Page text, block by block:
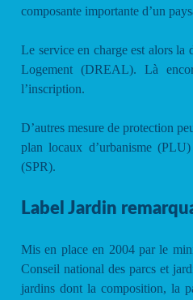
composante importante d’un
Le service en charge est alors la
Logement (DREAL). Là
l’inscription.
D’autres mesure de protection
plan locaux d’urbanisme
(SPR).
Label Jardin
Mis en place en 2004 par le
Conseil national des parcs et
jardins dont la composition, la